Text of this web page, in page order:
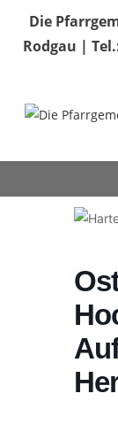
Inhalt
springen
Die
Rodgau |